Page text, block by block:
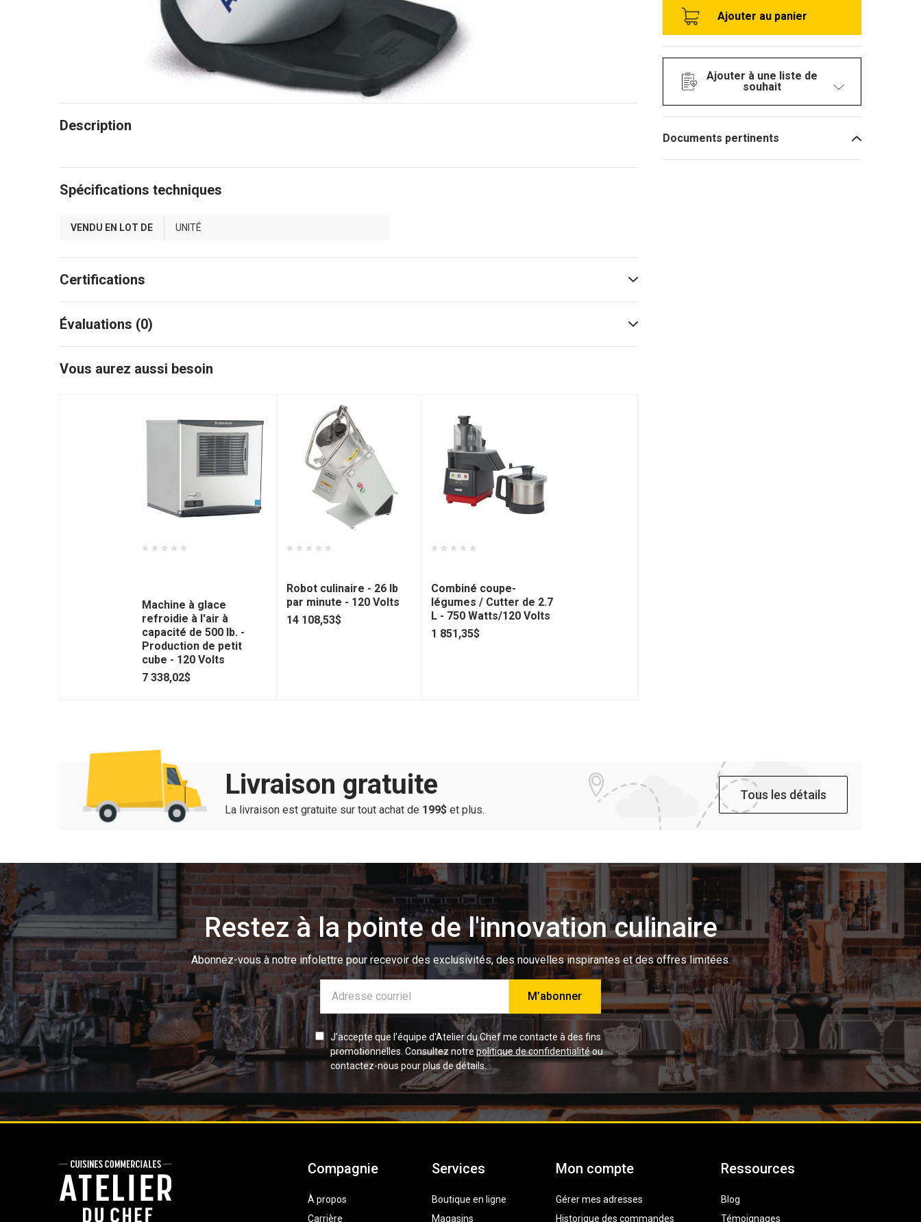
Ajouter à une liste de
souhait
Description
Spécifications techniques
VENDU EN LOT DE UNITÉ
Certifications
Évaluations (0)
Vous aurez aussi besoin
Machine à glace
refroidie à l'air à
capacité de 500 lb. -
Production de petit
cube - 120 Volts
7 338,02$
Robot culinaire - 26 lb
par minute - 120 Volts
14 108,53$
Combiné coupe-
légumes / Cutter de 2.7
L - 750 Watts/120 Volts
1 851,35$
Documents pertinents
Livraison gratuite
La livraison est gratuite sur tout achat de 199$ et plus.
Tous les détails
Restez à la pointe de l'innovation culinaire
Abonnez-vous à notre infolettre pour recevoir des exclusivités, des nouvelles inspirantes et des offres limitées.
mail
J’accepte que l’équipe d'Atelier du Chef me contacte à des fins
promotionnelles. Consultez notrepolitique de confidentialitéou
contactez-nous pour plus de détails.
Compagnie
À propos
Carrière
Services
Boutique en ligne
Magasins
Mon compte
Gérer mes adresses
Historique des commandes
Ressources
Blog
Témoignages